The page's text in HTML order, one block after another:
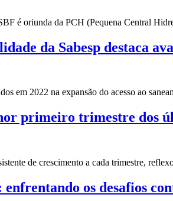
é oriunda da PCH (Pequena Central
da Sabesp destaca
em 2022 na expansão do acesso ao
primeiro trimestre dos
de crescimento a cada trimestre,
os desafios